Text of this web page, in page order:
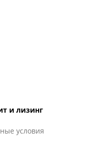
и лизинг
условия